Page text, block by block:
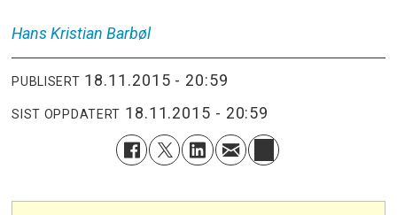
Hans Kristian Barbøl
PUBLISERT 18.11.2015 - 20:59
SIST OPPDATERT 18.11.2015 - 20:59